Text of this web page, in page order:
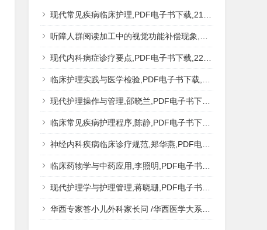
现代常见疾病临床护理,PDF电子书下载,217MB,网盘资源
听障人群阅读加工中的视觉功能补偿现象,秦钊,PDF电子书下载,网盘资源
现代内科病症诊疗要点,PDF电子书下载,223MB,网盘资源
临床护理实践与医学检验,PDF电子书下载,193MB,网盘资源
现代护理操作与管理,邵晓兰,PDF电子书下载,242MB,网盘资源
临床常见疾病护理程序,陈静,PDF电子书下载,185MB,网盘资源
神经内科疾病临床诊疗规范,郑华燕,PDF电子书下载,188MB,网盘资源
临床药物学与中药应用,李照明,PDF电子书下载,202MB,网盘资源
现代护理学与护理管理,蒋晓珊,PDF电子书下载,223MB,网盘资源
华西专家答小儿外科家长问 /华西医学大系?医学科普,PDF电子书网盘下载